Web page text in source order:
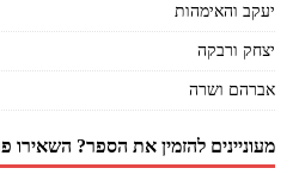
יעקב והאימהות
יצחק ורבקה
אברהם ושרה
מעוניינים להזמין את הספר?